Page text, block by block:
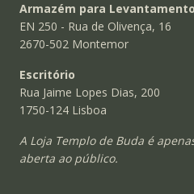
Armazém para
EN 250 - Rua de Olivença, 16
2670-502 Montemor
Escritório
Rua Jaime Lopes Dias, 200
1750-124 Lisboa
A Loja Templo de Buda é
aberta ao público.